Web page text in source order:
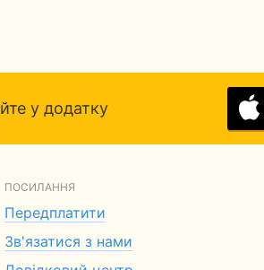
у додатку
ПОСИЛАННЯ
Передплатити
Зв'язатися з нами